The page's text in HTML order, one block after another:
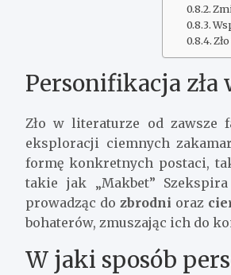
Personifikacja
Zło w literaturze od zawsze
eksploracji ciemnych
formę konkretnych postaci,
takie jak „Makbet”
prowadząc dozbrodni oraz
bohaterów, zmuszając ich do
W jaki sposób